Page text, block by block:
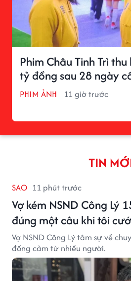
Phim Châu Tinh Trì
tỷ đồng sau 28 ngày
PHIM ẢNH 11 giờ trước
TIN
SAO 11 phút trước
Vợ kém NSND Công Lý
đúng một câu khi tôi
Vợ NSND Công Lý tâm sự về
đồng cảm từ nhiều người.